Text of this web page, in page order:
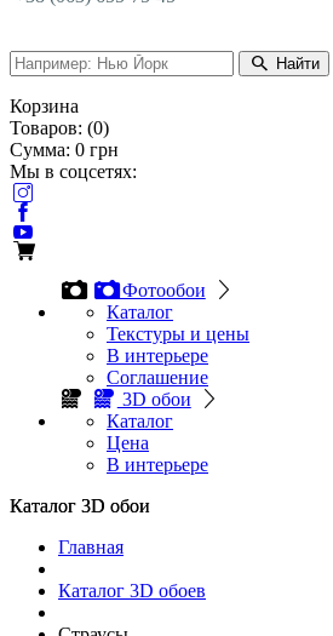
Найти
Корзина
Товаров: (0)
Сумма: 0 грн
Мы в соцсетях:
Фотообои
Каталог
Текстуры и цены
В интерьере
Соглашение
3D обои
Каталог
Цена
В интерьере
Каталог 3D обои
Каталог 3D обои
Главная
Каталог 3D обоев